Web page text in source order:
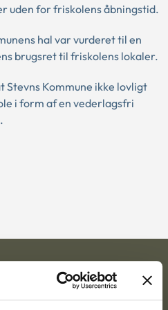
uden for friskolens åbningstid.
hal var vurderet til en
brugsret til friskolens lokaler.
Stevns Kommune ikke lovligt
i form af en vederlagsfri